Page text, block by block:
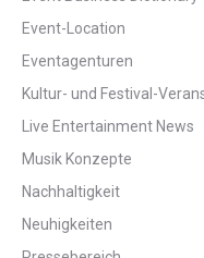
Event-Location
Eventagenturen
Kultur- und Festival-
Live Entertainment News
Musik Konzepte
Nachhaltigkeit
Neuhigkeiten